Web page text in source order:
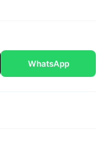
WhatsApp